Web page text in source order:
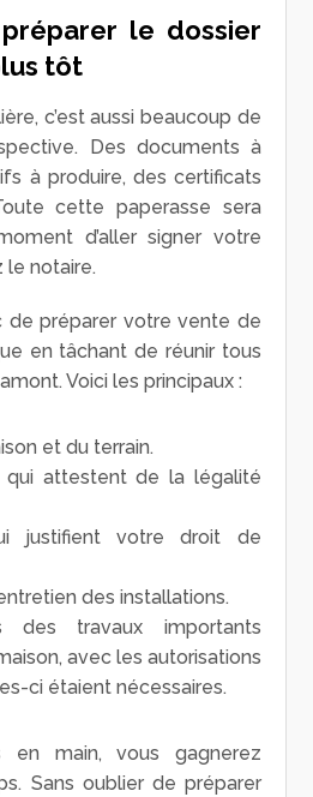
préparer le dossier
tôt
c’est aussi beaucoup de
Des documents à
à produire, des certificats
cette paperasse sera
d’aller signer votre
notaire.
de préparer votre vente de
en tâchant de réunir tous
Voici les principaux :
et du terrain.
qui attestent de la légalité
justifient votre droit de
des installations.
des travaux importants
avec les autorisations
ci étaient nécessaires.
en main, vous gagnerez
Sans oublier de préparer